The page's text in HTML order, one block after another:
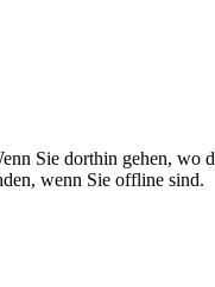
Sie dorthin gehen,
wenn Sie offline sind.